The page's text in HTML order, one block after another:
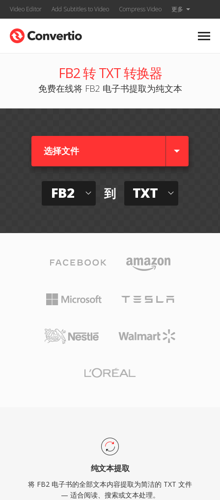
Video Editor Add Subtitles to Video Compress Video 更多
FB2 转 TXT 转换器
免费在线将 FB2 电子书提取为纯文本
选择文件
FB2 到 TXT
纯文本提取
将 FB2 电子书的全部文本内容提取为简洁的 TXT 文件
— 适合阅读、搜索或文本处理。